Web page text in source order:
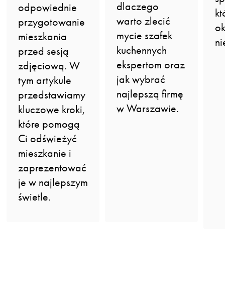
odpowiednie
przygotowanie
mieszkania
przed sesją
zdjęciową. W
tym artykule
przedstawiamy
kluczowe kroki,
które pomogą
Ci odświeżyć
mieszkanie i
zaprezentować
je w najlepszym
świetle.
dlaczego
warto zlecić
mycie szafek
kuchennych
ekspertom oraz
jak wybrać
najlepszą firmę
w Warszawie.